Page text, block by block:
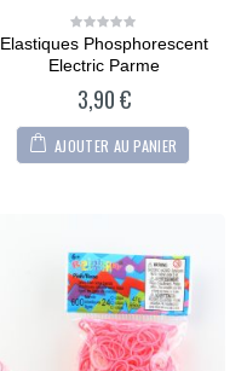
0
of
Elastiques Phosphorescent
Electric Parme
3,90€
AJOUTER AU PANIER